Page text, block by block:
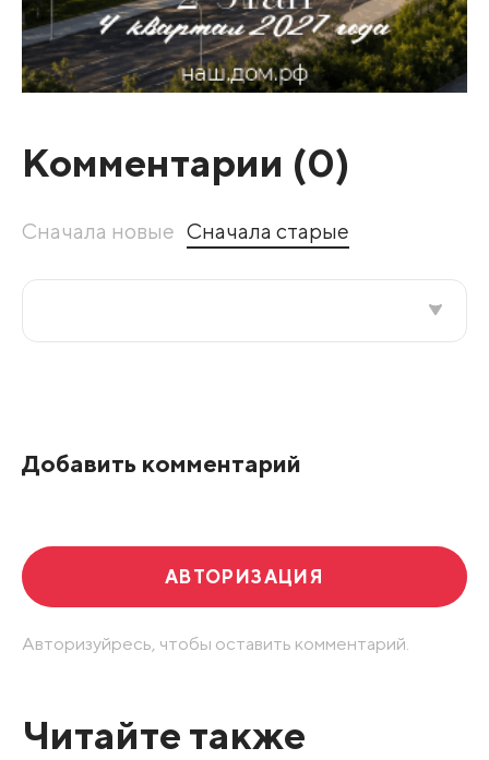
Комментарии (0)
Сначала новые Сначала старые
Добавить комментарий
АВТОРИЗАЦИЯ
Авторизуйресь, чтобы оставить комментарий.
Читайте также